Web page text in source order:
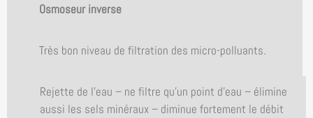
Osmoseur inverse
Très bon niveau de filtration des micro-polluants.
Rejette de l’eau – ne filtre qu’un point d’eau – élimine
aussi les sels minéraux – diminue fortement le débit